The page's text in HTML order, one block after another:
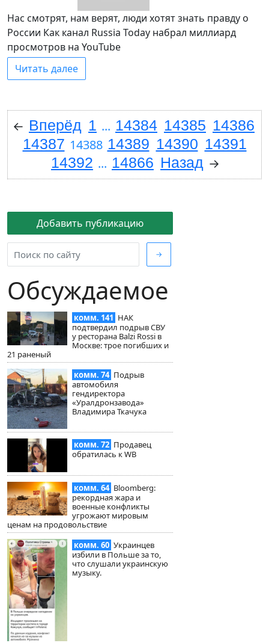
Добавить публикацию
→
Обсуждаемое
комм. 141 НАК
подтвердил подрыв СВУ
у ресторана Balzi Rossi в
Москве: трое погибших и
21 раненый
комм. 74 Подрыв
автомобиля
гендиректора
«Уралдронзавода»
Владимира Ткачука
комм. 72 Продавец
обратилась к WB
комм. 64 Bloomberg:
рекордная жара и
военные конфликты
угрожают мировым
ценам на продовольствие
комм. 60 Украинцев
избили в Польше за то,
что слушали украинскую
музыку.
Нас смотрят, нам верят, люди хотят знать правду о
России Как канал Russia Today набрал миллиард
просмотров на YouTube
Читать далее
← Вперёд 1 ... 14384 14385 14386
14387 14388 14389 14390 14391
14392 ... 14866 Назад →